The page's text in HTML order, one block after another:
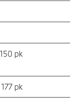
pk
pk